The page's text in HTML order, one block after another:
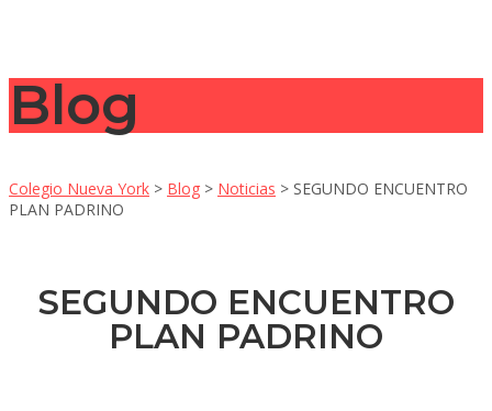
Blog
Colegio Nueva York > Blog > Noticias > SEGUNDO ENCUENTRO
PLAN PADRINO
SEGUNDO ENCUENTRO
PLAN PADRINO